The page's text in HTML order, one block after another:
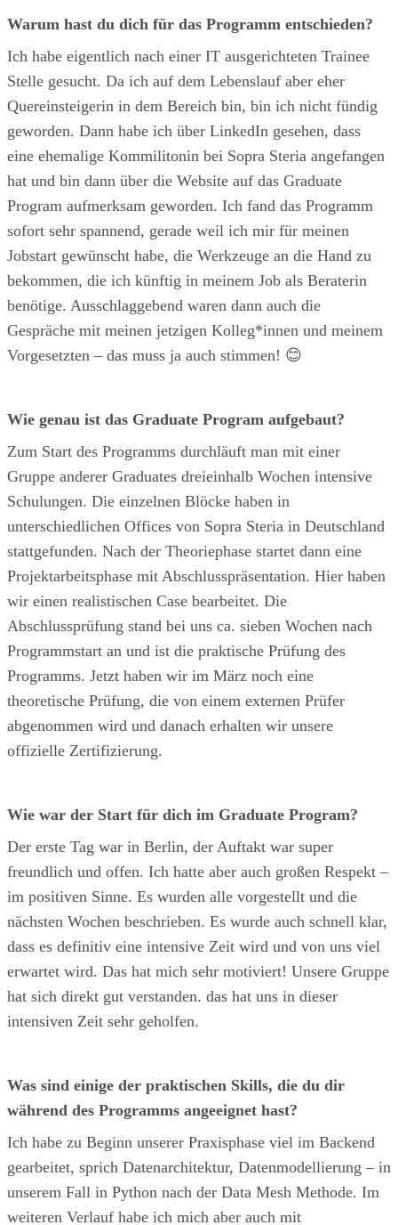
Warum hast du dich für das Programm entschieden?
Ich habe eigentlich nach einer IT ausgerichteten Trainee
Stelle gesucht. Da ich auf dem Lebenslauf aber eher
Quereinsteigerin in dem Bereich bin, bin ich nicht fündig
geworden. Dann habe ich über LinkedIn gesehen, dass
eine ehemalige Kommilitonin bei Sopra Steria angefangen
hat und bin dann über die Website auf das Graduate
Program aufmerksam geworden. Ich fand das Programm
sofort sehr spannend, gerade weil ich mir für meinen
Jobstart gewünscht habe, die Werkzeuge an die Hand zu
bekommen, die ich künftig in meinem Job als Beraterin
benötige. Ausschlaggebend waren dann auch die
Gespräche mit meinen jetzigen Kolleg*innen und meinem
Vorgesetzten – das muss ja auch stimmen! 😊
Wie genau ist das Graduate Program aufgebaut?
Zum Start des Programms durchläuft man mit einer
Gruppe anderer Graduates dreieinhalb Wochen intensive
Schulungen. Die einzelnen Blöcke haben in
unterschiedlichen Offices von Sopra Steria in Deutschland
stattgefunden. Nach der Theoriephase startet dann eine
Projektarbeitsphase mit Abschlusspräsentation. Hier haben
wir einen realistischen Case bearbeitet. Die
Abschlussprüfung stand bei uns ca. sieben Wochen nach
Programmstart an und ist die praktische Prüfung des
Programms. Jetzt haben wir im März noch eine
theoretische Prüfung, die von einem externen Prüfer
abgenommen wird und danach erhalten wir unsere
offizielle Zertifizierung.
Wie war der Start für dich im Graduate Program?
Der erste Tag war in Berlin, der Auftakt war super
freundlich und offen. Ich hatte aber auch großen Respekt –
im positiven Sinne. Es wurden alle vorgestellt und die
nächsten Wochen beschrieben. Es wurde auch schnell klar,
dass es definitiv eine intensive Zeit wird und von uns viel
erwartet wird. Das hat mich sehr motiviert! Unsere Gruppe
hat sich direkt gut verstanden. das hat uns in dieser
intensiven Zeit sehr geholfen.
Was sind einige der praktischen Skills, die du dir
während des Programms angeeignet hast?
Ich habe zu Beginn unserer Praxisphase viel im Backend
gearbeitet, sprich Datenarchitektur, Datenmodellierung – in
unserem Fall in Python nach der Data Mesh Methode. Im
weiteren Verlauf habe ich mich aber auch mit